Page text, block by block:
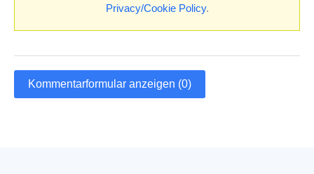
Privacy/Cookie Policy.
Kommentarformular anzeigen (0)